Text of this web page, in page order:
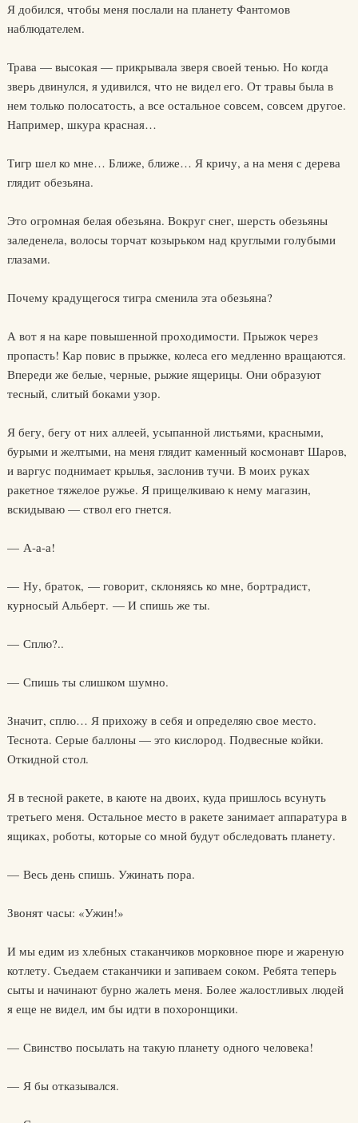
Я добился, чтобы меня послали на планету Фантомов
наблюдателем.
Трава — высокая — прикрывала зверя своей тенью. Но когда
зверь двинулся, я удивился, что не видел его. От травы была в
нем только полосатость, а все остальное совсем, совсем другое.
Например, шкура красная…
Тигр шел ко мне… Ближе, ближе… Я кричу, а на меня с дерева
глядит обезьяна.
Это огромная белая обезьяна. Вокруг снег, шерсть обезьяны
заледенела, волосы торчат козырьком над круглыми голубыми
глазами.
Почему крадущегося тигра сменила эта обезьяна?
А вот я на каре повышенной проходимости. Прыжок через
пропасть! Кар повис в прыжке, колеса его медленно вращаются.
Впереди же белые, черные, рыжие ящерицы. Они образуют
тесный, слитый боками узор.
Я бегу, бегу от них аллеей, усыпанной листьями, красными,
бурыми и желтыми, на меня глядит каменный космонавт Шаров,
и варгус поднимает крылья, заслонив тучи. В моих руках
ракетное тяжелое ружье. Я прищелкиваю к нему магазин,
вскидываю — ствол его гнется.
— А-а-а!
— Ну, браток, — говорит, склоняясь ко мне, бортрадист,
курносый Альберт. — И спишь же ты.
— Сплю?..
— Спишь ты слишком шумно.
Значит, сплю… Я прихожу в себя и определяю свое место.
Теснота. Серые баллоны — это кислород. Подвесные койки.
Откидной стол.
Я в тесной ракете, в каюте на двоих, куда пришлось всунуть
третьего меня. Остальное место в ракете занимает аппаратура в
ящиках, роботы, которые со мной будут обследовать планету.
— Весь день спишь. Ужинать пора.
Звонят часы: «Ужин!»
И мы едим из хлебных стаканчиков морковное пюре и жареную
котлету. Съедаем стаканчики и запиваем соком. Ребята теперь
сыты и начинают бурно жалеть меня. Более жалостливых людей
я еще не видел, им бы идти в похоронщики.
— Свинство посылать на такую планету одного человека!
— Я бы отказывался.